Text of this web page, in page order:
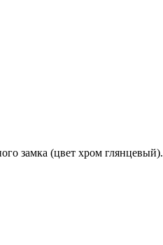
замка (цвет хром глянцевый).